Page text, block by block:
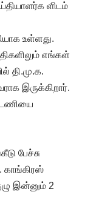
ளிடம்
உள்ளது.
எங்கள்
தி.மு.க.
இருக்கிறார்.
பேச்சு
காங்கிரஸ்
இன்னும் 2